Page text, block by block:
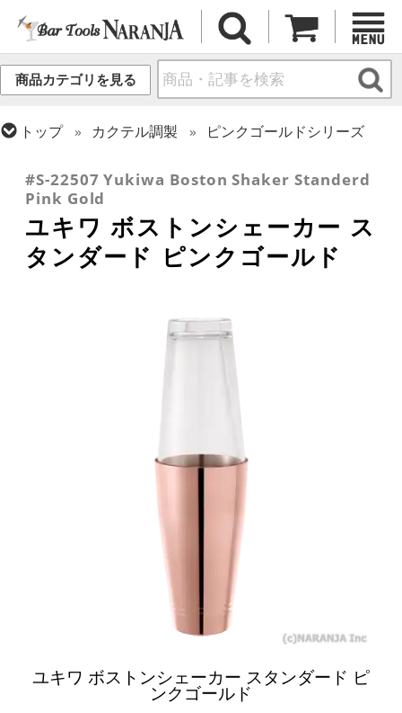
商品カテゴリを見る
トップ カクテル調製
ピンクゴールドシリーズ
#S-22507 Yukiwa Boston Shaker Standerd
Pink Gold
ユキワ ボストンシェーカー ス
タンダード ピンクゴールド
ユキワ ボストンシェーカー スタンダード ピ
ンクゴールド